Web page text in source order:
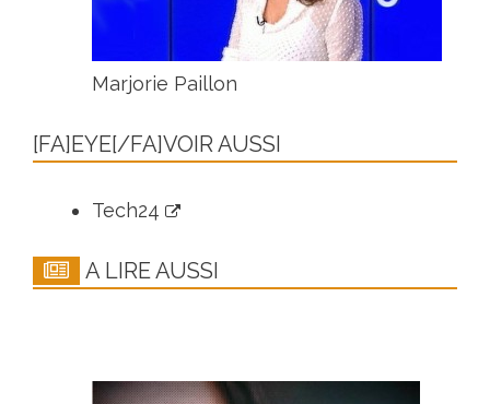
Marjorie Paillon
[FA]EYE[/FA]VOIR AUSSI
Tech24
A LIRE AUSSI